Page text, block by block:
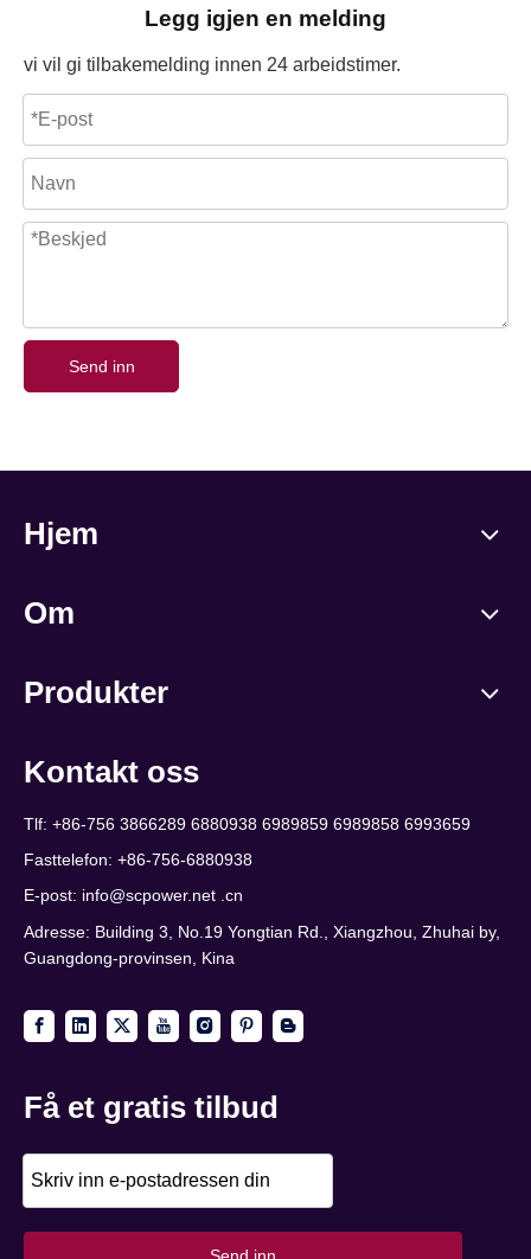
Legg igjen en melding
vi vil gi tilbakemelding innen 24 arbeidstimer.
Send inn
Hjem
Om
Produkter
Kontakt oss
Tlf: +86-756 3866289 6880938 6989859 6989858 6993659
Fasttelefon: +86-756-6880938
E-post: info@scpower.net .cn
Adresse: Building 3, No.19 Yongtian Rd., Xiangzhou, Zhuhai by,
Guangdong-provinsen, Kina
Få et gratis tilbud
Send inn